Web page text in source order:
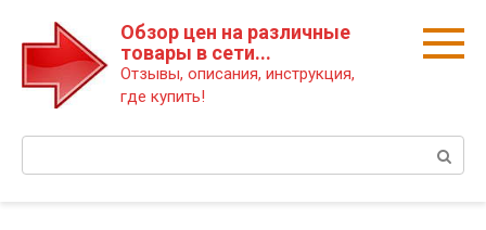
Обзор цен на различные
товары в сети...
Отзывы, описания, инструкция,
где купить!